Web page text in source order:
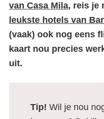
van Casa Mila, reis je
leukste hotels van
(vaak) ook nog eens
kaart nou precies
uit.
Tip! Wil je nou